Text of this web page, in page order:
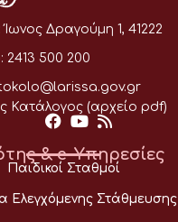
Ίωνος Δραγούμη 1, 41222
2413 500 200
Κατάλογος (αρχείο pdf)
& e-Υπηρεσίες
Παιδικοί Σταθμοί
Ελεγχόμενης Στάθμευσης